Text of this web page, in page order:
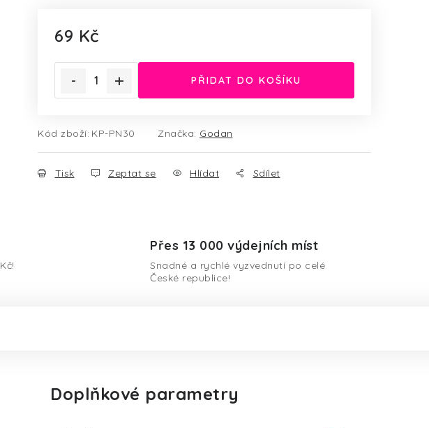
69 Kč
PŘIDAT DO KOŠÍKU
Kód zboží: KP-PN30 Značka: Godan
Tisk Zeptat se Hlídat Sdílet
Přes 13 000 výdejních míst
Snadné a rychlé vyzvednutí po celé
České republice!
Doplňkové parametry